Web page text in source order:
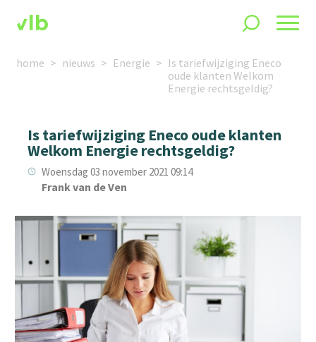
home nieuws Energie
Is tariefwijziging Eneco
oude klanten Welkom
Energie rechtsgeldig?
Is tariefwijziging Eneco oude klanten
Welkom Energie rechtsgeldig?
Woensdag 03 november 2021 09:14
Frank van de Ven